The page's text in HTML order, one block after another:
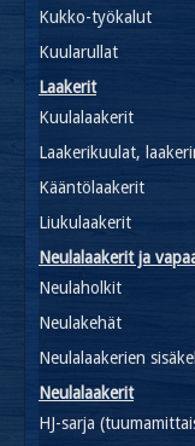
Kukko-työkalut
Kuularullat
Laakerit
Kuulalaakerit
Laakerikuulat,
Kääntölaakerit
Liukulaakerit
Neulalaakerit ja
Neulaholkit
Neulakehät
Neulalaakerien
Neulalaakerit
HJ-sarja